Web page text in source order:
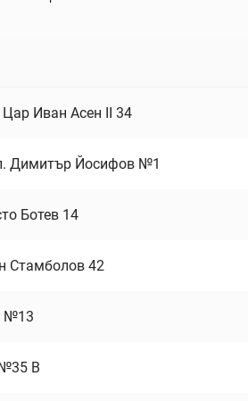
Цар Иван Асен II 34
Димитър Йосифов №1
Ботев 14
Стамболов 42
№13
В